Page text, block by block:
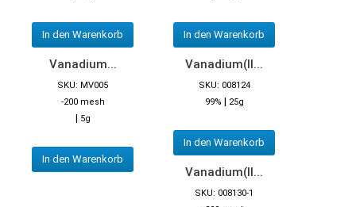
In den Warenkorb In den Warenkorb
Vanadium...
SKU: MV005
-200 mesh
| 5g
In den Warenkorb
Vanadium(II...
SKU: 008124
99% | 25g
In den Warenkorb
Vanadium(II...
SKU: 008130-1